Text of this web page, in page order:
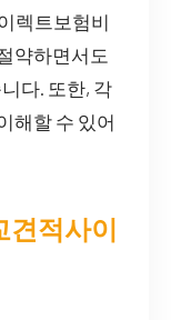
렉트보험비
약하면서도
다. 또한, 각
해할 수 있어
견적사이